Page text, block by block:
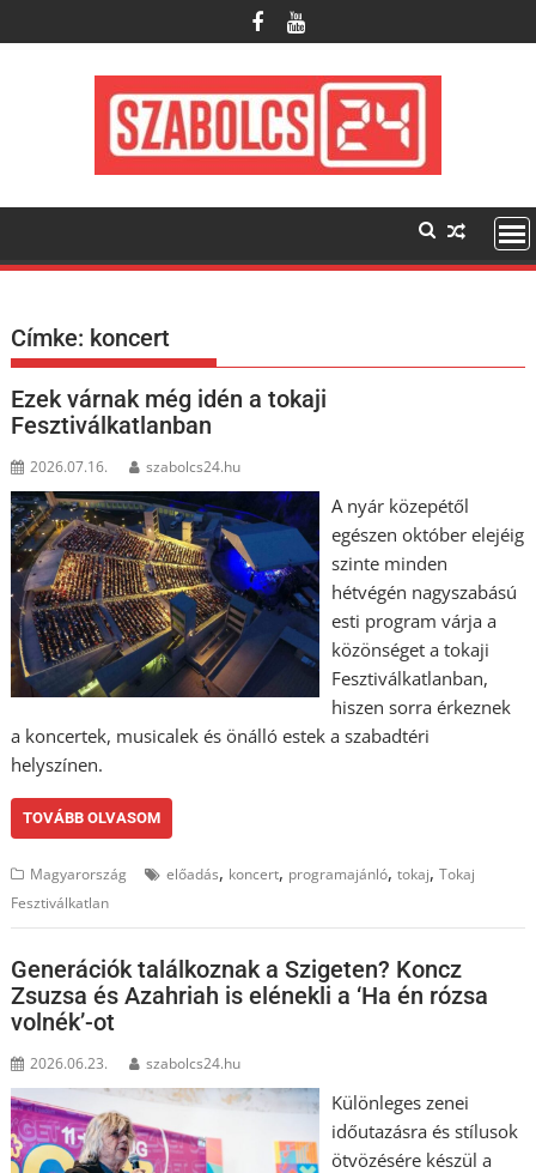
to
Címke: koncert
Ezek várnak még idén a tokaji
Fesztiválkatlanban
2026.07.16. szabolcs24.hu
A nyár közepétől
egészen október elejéig
szinte minden
hétvégén nagyszabású
esti program várja a
közönséget a tokaji
Fesztiválkatlanban,
hiszen sorra érkeznek
a koncertek, musicalek és önálló estek a szabadtéri
helyszínen.
TOVÁBB OLVASOM
Magyarország előadás, koncert, programajánló,tokaj,Tokaj
Fesztiválkatlan
Generációk találkoznak a Szigeten? Koncz
Zsuzsa és Azahriah is elénekli a ‘Ha én rózsa
volnék’-ot
2026.06.23. szabolcs24.hu
Különleges zenei
időutazásra és stílusok
ötvözésére készül a